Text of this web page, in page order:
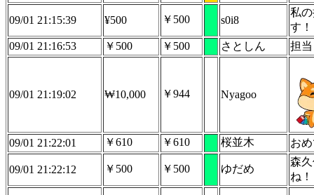
09/01 21:15:39 ¥500 ￥500 s0i8
私
す
09/01 21:16:53
￥500 ￥500 さとしん 担
09/01 21:19:02 ₩10,000 ￥944 Nyagoo
09/01 21:22:01 ￥610 ￥610 桜並木 お
09/01 21:22:12 ￥500 ￥500 ゆだめ
森
ね